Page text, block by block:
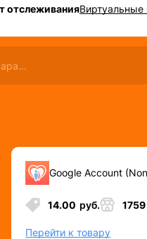
отслеживания
Google Account
14.00 руб. 1759
Перейти к товару